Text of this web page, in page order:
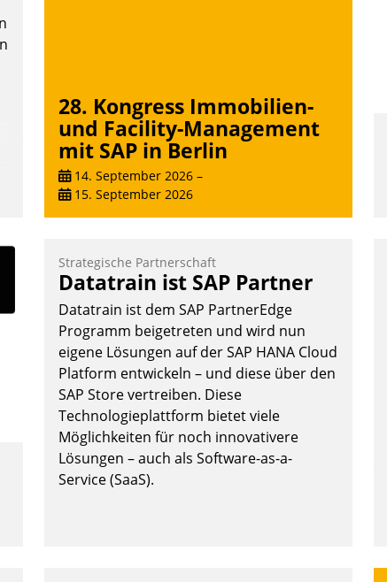
28. Kongress Immobilien-
und Facility-Management
mit SAP in Berlin
14. September 2026 –
15. September 2026
Strategische Partnerschaft
Datatrain ist SAP Partner
Datatrain ist dem SAP PartnerEdge
Programm beigetreten und wird nun
eigene Lösungen auf der SAP HANA Cloud
Platform entwickeln – und diese über den
SAP Store vertreiben. Diese
Technologieplattform bietet viele
Möglichkeiten für noch innovativere
Lösungen – auch als Software-as-a-
Service (SaaS).